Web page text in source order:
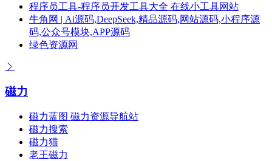
程序员工具-程序员开发工具大全 在线小工具网站
牛角网 | Ai源码,DeepSeek,精品源码,网站源码,小程序源
码,公众号模块,APP源码
绿色资源网
磁力
磁力蓝图 磁力资源导航站
磁力搜索
磁力猫
老王磁力